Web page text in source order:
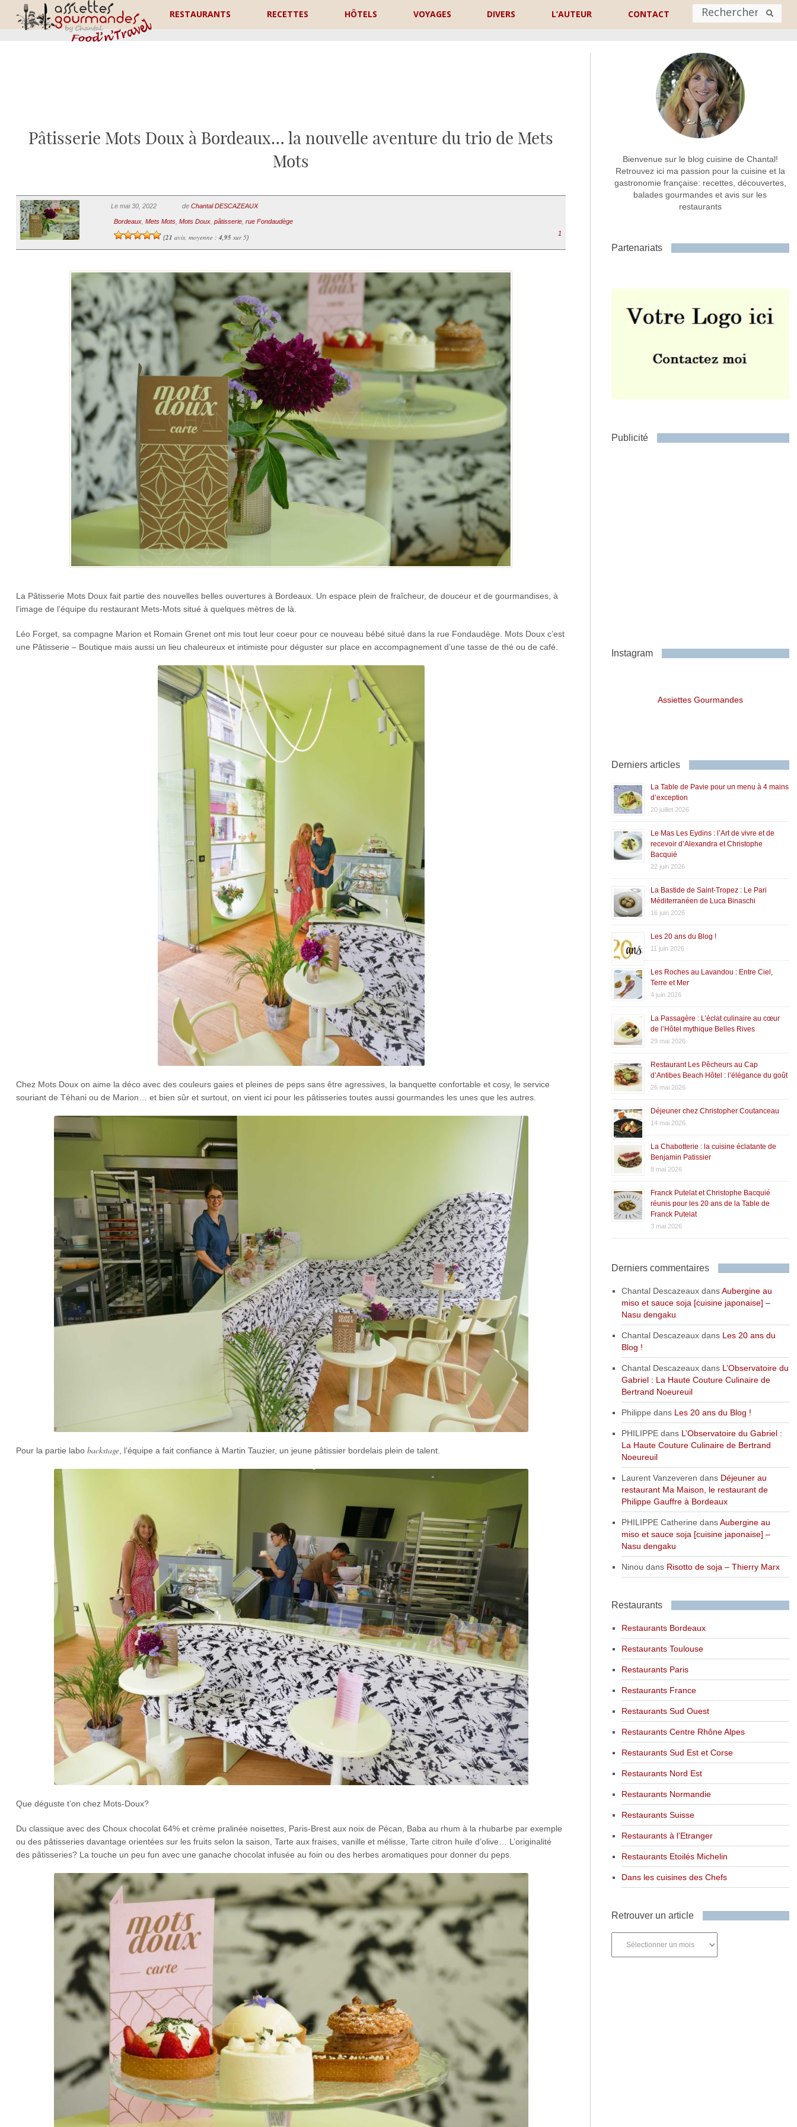
RESTAURANTS RECETTES HÔTELS VOYAGES DIVERS L’AUTEUR CONTACT
Nom
Adresse de contact
Commentaire ou message *
Pâtisserie Mots Doux à Bordeaux… la nouvelle aventure du trio de Mets
Mots
Le mai 30, 2022 de Chantal DESCAZEAUX
Bordeaux, Mets Mots, Mots Doux, pâtisserie, rue Fondaudège
(21 avis, moyenne : 4,95sur 5)
1
La Pâtisserie Mots Doux fait partie des nouvelles belles ouvertures à Bordeaux. Un espace plein de fraîcheur, de douceur et de gourmandises, à
l’image de l’équipe du restaurant Mets-Mots situé à quelques mètres de là.
Léo Forget, sa compagne Marion et Romain Grenet ont mis tout leur coeur pour ce nouveau bébé situé dans la rue Fondaudège. Mots Doux c’est
une Pâtisserie – Boutique mais aussi un lieu chaleureux et intimiste pour déguster sur place en accompagnement d’une tasse de thé ou de café.
Chez Mots Doux on aime la déco avec des couleurs gaies et pleines de peps sans être agressives, la banquette confortable et cosy, le service
souriant de Téhani ou de Marion… et bien sûr et surtout, on vient ici pour les pâtisseries toutes aussi gourmandes les unes que les autres.
Pour la partie labo backstage, l’équipe a fait confiance à Martin Tauzier, un jeune pâtissier bordelais plein de talent.
Que déguste t’on chez Mots-Doux?
Du classique avec des Choux chocolat 64%​​​​​​​ et crème pralinée noisettes, Paris-Brest aux noix de Pécan, Baba au rhum à la rhubarbe par exemple
ou des pâtisseries davantage orientées sur les fruits selon la saison, Tarte aux fraises, vanille et mélisse, Tarte citron huile d’olive… L’originalité
des pâtisseries? La touche un peu fun avec une ganache chocolat infusée au foin ou des herbes aromatiques pour donner du peps.
Bienvenue sur le blog cuisine de Chantal!
Retrouvez ici ma passion pour la cuisine et la
gastronomie française: recettes, découvertes,
balades gourmandes et avis sur les
restaurants
Partenariats
Publicité
Instagram
Assiettes Gourmandes
Derniers articles
La Table de Pavie pour un menu à 4 mains
d’exception
20 juillet 2026
Le Mas Les Eydins : l’Art de vivre et de
recevoir d’Alexandra et Christophe
Bacquié
22 juin 2026
La Bastide de Saint-Tropez : Le Pari
Méditerranéen de Luca Binaschi
16 juin 2026
Les 20 ans du Blog !
11 juin 2026
Les Roches au Lavandou : Entre Ciel,
Terre et Mer
4 juin 2026
La Passagère : L’éclat culinaire au cœur
de l’Hôtel mythique Belles Rives
29 mai 2026
Restaurant Les Pêcheurs au Cap
d’Antibes Beach Hôtel : l’élégance du goût
26 mai 2026
Déjeuner chez Christopher Coutanceau
14 mai 2026
La Chabotterie : la cuisine éclatante de
Benjamin Patissier
8 mai 2026
Franck Putelat et Christophe Bacquié
réunis pour les 20 ans de la Table de
Franck Putelat
3 mai 2026
Derniers commentaires
Chantal DescazeauxdansAubergine au
miso et sauce soja [cuisine japonaise] –
Nasu dengaku
Chantal Descazeauxdans Les 20 ans du
Blog !
Chantal Descazeauxdans L’Observatoire du
Gabriel : La Haute Couture Culinaire de
Bertrand Noeureuil
Philippe dans Les 20 ans du Blog !
PHILIPPEdans L’Observatoire du Gabriel :
La Haute Couture Culinaire de Bertrand
Noeureuil
Laurent Vanzeveren dans Déjeuner au
restaurant Ma Maison, le restaurant de
Philippe Gauffre à Bordeaux
PHILIPPE Catherine dansAubergine au
miso et sauce soja [cuisine japonaise] –
Nasu dengaku
Ninou dans Risotto de soja – Thierry Marx
Restaurants
Restaurants Bordeaux
Restaurants Toulouse
Restaurants Paris
Restaurants France
Restaurants Sud Ouest
Restaurants Centre Rhône Alpes
Restaurants Sud Est et Corse
Restaurants Nord Est
Restaurants Normandie
Restaurants Suisse
Restaurants à l’Etranger
Restaurants Etoilés Michelin
Dans les cuisines des Chefs
Retrouver un article